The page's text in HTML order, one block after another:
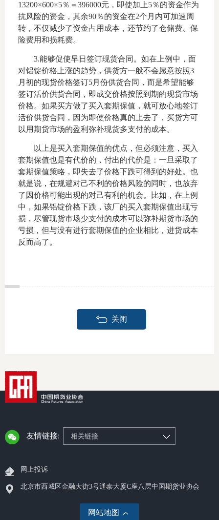
维权须
维权组
案情解
热线问
13200×600×5％＝396000元，即使加上5％的资金作为
抗风险的资金，其余90％的资金在2个月内可加速周
转，不仅减少了资金占用成本，还节约了仓储费、保
险费用和损耗费。
3.能够促使早日签订现货合同。如在上例中，面
对铝锭价格上涨的趋势，供货方一般不会愿意按照3
月初的现货价格签订5月份供货合同，而是希望能够
签订活价供货合同，即成交价格按照到期的现货市场
价格。如果买方做了买入套期保值，就可放心地签订
活价供货合同，因为即使价格真的上去了，买货方可
以用期货市场的盈利弥补现货多支付的成本。
以上是买入套期保值的优点，但必须注意，买入
套期保值也是有代价的，付出的代价是：一旦采取了
套期保值策略，即失去了价格下跌可得到的好处。也
就是说，在规避对己不利的价格风险的同时，也放弃
了因价格可能出现的对己有利的机会。比如，在上例
中，如果铝锭价格下跌，该厂的买入套期保值出现亏
损，尽管现货市场少支付的成本可以弥补期货市场的
亏损，但与没有进行套期保值的企业相比，进货成本
反而高了。
关闭
友情链接: 相关链接
网上投诉
北京市西城区金融大街3号通泰大厦C座八层中国期货业协会
网站地图